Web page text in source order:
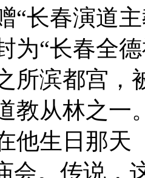
“长春演道
为“长春全
所滨都宫，
教从林之一
他生日那天
会。传说，